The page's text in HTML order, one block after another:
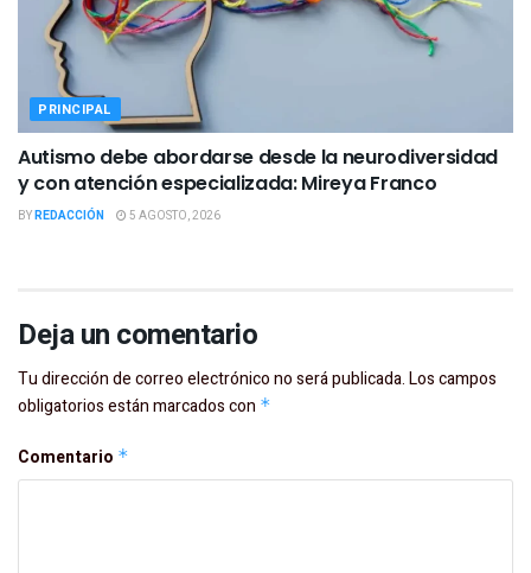
PRINCIPAL
Autismo debe abordarse desde la neurodiversidad
y con atención especializada: Mireya Franco
BYREDACCIÓN 5 AGOSTO, 2026
Deja un comentario
Tu dirección de correo electrónico no será publicada.Los campos
obligatorios están marcados con *
Comentario *